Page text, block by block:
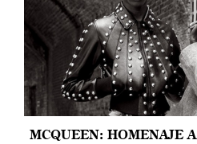
MCQUEEN: HOMENAJE